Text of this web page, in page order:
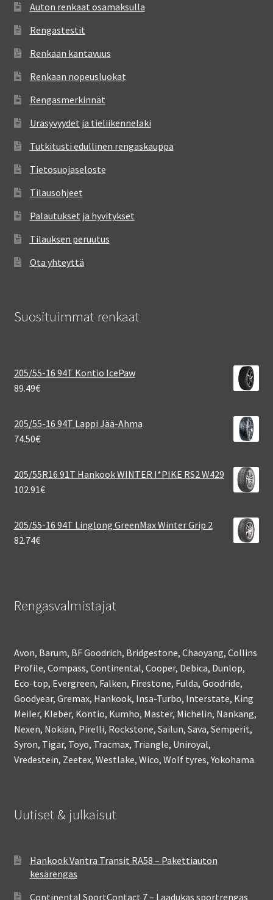
Auton renkaat osamaksulla
Rengastestit
Renkaan kantavuus
Renkaan nopeusluokat
Rengasmerkinnät
Urasyvyydet ja tieliikennelaki
Tutkitusti edullinen rengaskauppa
Tietosuojaseloste
Tilausohjeet
Palautukset ja hyvitykset
Tilauksen peruutus
Ota yhteyttä
Suosituimmat renkaat
205/55-16 94T Kontio IcePaw
89.49€
205/55-16 94T Lappi Jää-Ahma
74.50€
205/55R16 91T Hankook WINTER I*PIKE RS2 W429
102.91€
205/55-16 94T Linglong GreenMax Winter Grip 2
82.74€
Rengasvalmistajat
Avon, Barum, BF Goodrich, Bridgestone, Chaoyang, Collins
Profile, Compass, Continental, Cooper, Debica, Dunlop,
Eco-top, Evergreen, Falken, Firestone, Fulda, Goodride,
Goodyear, Gremax, Hankook, Insa-Turbo, Interstate, King
Meiler, Kleber, Kontio, Kumho, Master, Michelin, Nankang,
Nexen, Nokian, Pirelli, Rockstone, Sailun, Sava, Semperit,
Syron, Tigar, Toyo, Tracmax, Triangle, Uniroyal,
Vredestein, Zeetex, Westlake, Wico, Wolf tyres, Yokohama.
Uutiset & julkaisut
Hankook Vantra Transit RA58 – Pakettiauton
kesärengas
Continental SportContact 7 – Laadukas sportrengas